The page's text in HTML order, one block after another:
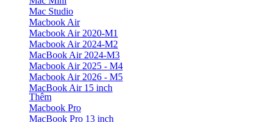
Mac Studio
Macbook Air
Macbook Air 2020-M1
Macbook Air 2024-M2
MacBook Air 2024-M3
Macbook Air 2025 - M4
Macbook Air 2026 - M5
MacBook Air 15 inch
Thêm
Macbook Pro
MacBook Pro 13 inch